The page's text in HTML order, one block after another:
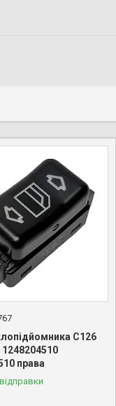
C126
права